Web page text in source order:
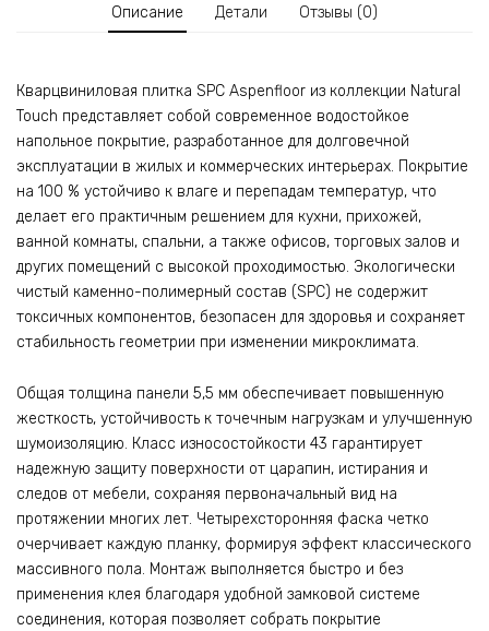
Описание Детали Отзывы (0)
Кварцвиниловая плитка SPC Aspenfloor из коллекции Natural
Touch представляет собой современное водостойкое
напольное покрытие, разработанное для долговечной
эксплуатации в жилых и коммерческих интерьерах. Покрытие
на 100 % устойчиво к влаге и перепадам температур, что
делает его практичным решением для кухни, прихожей,
ванной комнаты, спальни, а также офисов, торговых залов и
других помещений с высокой проходимостью. Экологически
чистый каменно-полимерный состав (SPC) не содержит
токсичных компонентов, безопасен для здоровья и сохраняет
стабильность геометрии при изменении микроклимата.
Общая толщина панели 5,5 мм обеспечивает повышенную
жесткость, устойчивость к точечным нагрузкам и улучшенную
шумоизоляцию. Класс износостойкости 43 гарантирует
надежную защиту поверхности от царапин, истирания и
следов от мебели, сохраняя первоначальный вид на
протяжении многих лет. Четырехсторонняя фаска четко
очерчивает каждую планку, формируя эффект классического
массивного пола. Монтаж выполняется быстро и без
применения клея благодаря удобной замковой системе
соединения, которая позволяет собрать покрытие